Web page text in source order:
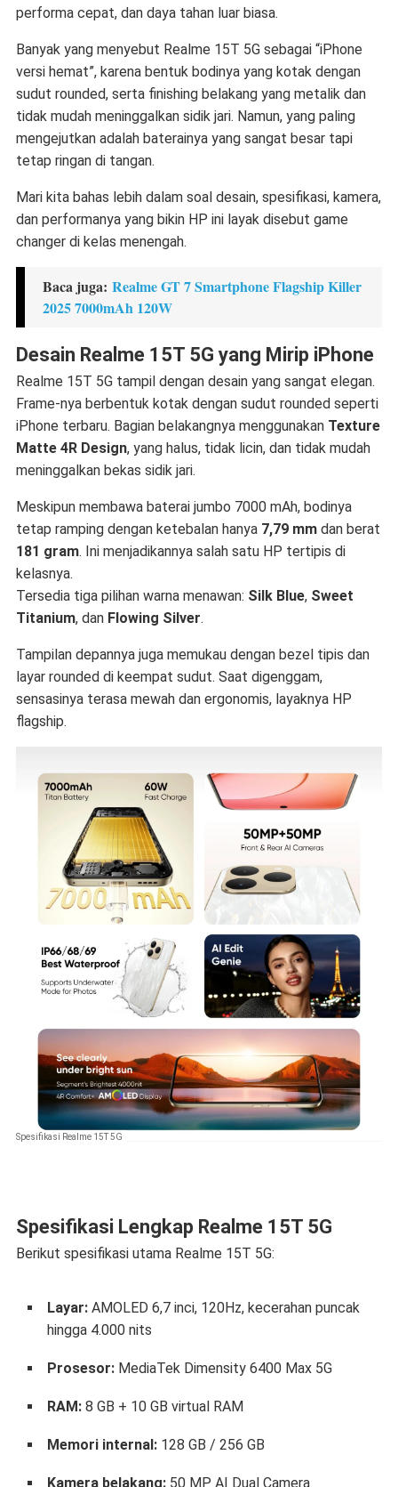
performa cepat, dan daya tahan luar biasa.
Banyak yang menyebut Realme 15T 5G sebagai “iPhone
versi hemat”, karena bentuk bodinya yang kotak dengan
sudut rounded, serta finishing belakang yang metalik dan
tidak mudah meninggalkan sidik jari. Namun, yang paling
mengejutkan adalah baterainya yang sangat besar tapi
tetap ringan di tangan.
Mari kita bahas lebih dalam soal desain, spesifikasi, kamera,
dan performanya yang bikin HP ini layak disebut game
changer di kelas menengah.
Baca juga: Realme GT 7 Smartphone Flagship Killer
2025 7000mAh 120W
Desain Realme 15T 5G yang Mirip iPhone
Realme 15T 5G tampil dengan desain yang sangat elegan.
Frame-nya berbentuk kotak dengan sudut rounded seperti
iPhone terbaru. Bagian belakangnya menggunakan Texture
Matte 4R Design, yang halus, tidak licin, dan tidak mudah
meninggalkan bekas sidik jari.
Meskipun membawa baterai jumbo 7000 mAh, bodinya
tetap ramping dengan ketebalan hanya 7,79 mmdan berat
181 gram. Ini menjadikannya salah satu HP tertipis di
kelasnya.
Tersedia tiga pilihan warna menawan: Silk Blue, Sweet
Titanium, dan Flowing Silver.
Tampilan depannya juga memukau dengan bezel tipis dan
layar rounded di keempat sudut. Saat digenggam,
sensasinya terasa mewah dan ergonomis, layaknya HP
flagship.
Spesifikasi Realme 15T 5G
Spesifikasi Lengkap Realme 15T 5G
Berikut spesifikasi utama Realme 15T 5G:
Layar:AMOLED 6,7 inci, 120Hz, kecerahan puncak
hingga 4.000 nits
Prosesor:MediaTek Dimensity 6400 Max 5G
RAM:8 GB + 10 GB virtual RAM
Memori internal:128 GB / 256 GB
Kamera belakang:50 MP AI Dual Camera